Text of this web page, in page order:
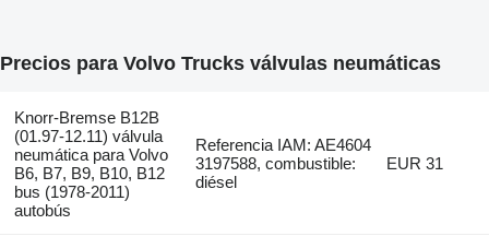
Precios para Volvo Trucks válvulas neumáticas
Knorr-Bremse B12B
(01.97-12.11) válvula
neumática para Volvo
B6, B7, B9, B10, B12
bus (1978-2011)
autobús
Referencia IAM: AE4604
3197588, combustible:
diésel
EUR 31